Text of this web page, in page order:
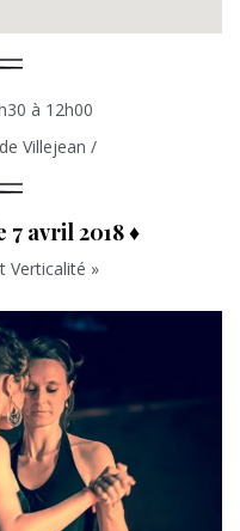
à 12h00
Villejean /
avril 2018 ♦
Verticalité »